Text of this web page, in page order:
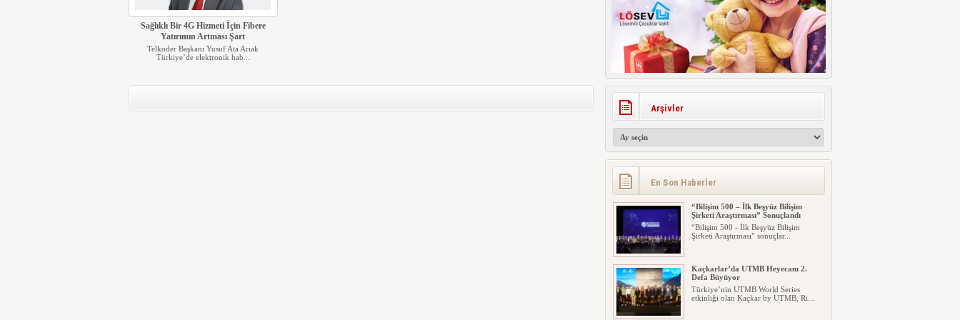
Sağlıklı Bir 4G Hizmeti İçin Fibere
Yatırımın Artması Şart
Telkoder Başkanı Yusuf Ata Arıak
Türkiye’de elektronik hab...
Arşivler
En Son Haberler
“Bilişim 500 – İlk Beşyüz Bilişim
Şirketi Araştırması” Sonuçlandı
“Bilişim 500 - İlk Beşyüz Bilişim
Şirketi Araştırması” sonuçlar...
Kaçkarlar’da UTMB Heyecanı 2.
Defa Büyüyor
Türkiye’nin UTMB World Series
etkinliği olan Kaçkar by UTMB, Ri...